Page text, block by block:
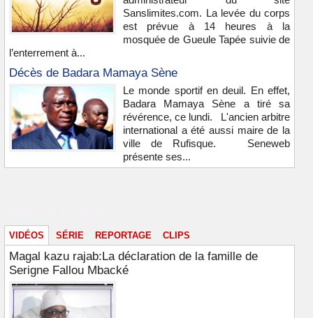
Sanslimites.com. La levée du corps
est prévue à 14 heures à la
mosquée de Gueule Tapée suivie de
l’enterrement à...
Décès de Badara Mamaya Sène
Le monde sportif en deuil. En effet,
Badara Mamaya Sène a tiré sa
révérence, ce lundi. L'ancien arbitre
international a été aussi maire de la
ville de Rufisque. Seneweb
présente ses...
VIDÉOS SÉRIE REPORTAGE CLIPS
Magal kazu rajab:La déclaration de la famille de
Serigne Fallou Mbacké